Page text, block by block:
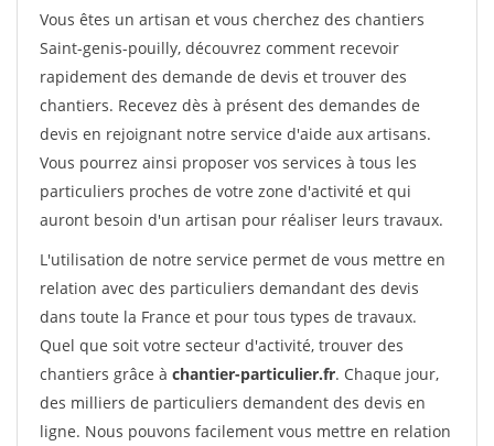
Vous êtes un artisan et vous cherchez des chantiers
Saint-genis-pouilly, découvrez comment recevoir
rapidement des demande de devis et trouver des
chantiers. Recevez dès à présent des demandes de
devis en rejoignant notre service d'aide aux artisans.
Vous pourrez ainsi proposer vos services à tous les
particuliers proches de votre zone d'activité et qui
auront besoin d'un artisan pour réaliser leurs travaux.
L'utilisation de notre service permet de vous mettre en
relation avec des particuliers demandant des devis
dans toute la France et pour tous types de travaux.
Quel que soit votre secteur d'activité, trouver des
chantiers grâce à chantier-particulier.fr. Chaque jour,
des milliers de particuliers demandent des devis en
ligne. Nous pouvons facilement vous mettre en relation